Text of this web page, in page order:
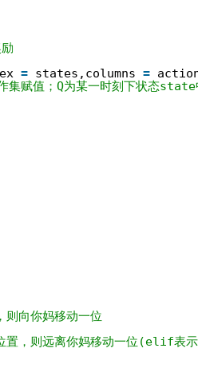
= states,columns =
赋值；Q为某一时刻下状态
则向你妈移动一位
置，则远离你妈移动一位(elif